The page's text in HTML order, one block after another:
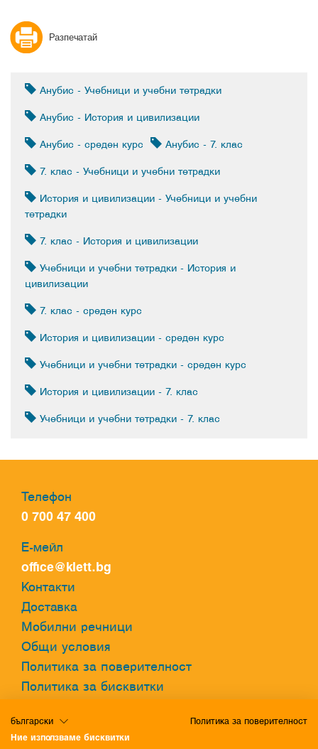
Разпечатай
Анубис - Учебници и учебни тетрадки
Анубис - История и цивилизации
Анубис - среден курс Анубис - 7. клас
7. клас - Учебници и учебни тетрадки
История и цивилизации - Учебници и учебни
тетрадки
7. клас - История и цивилизации
Учебници и учебни тетрадки - История и
цивилизации
7. клас - среден курс
История и цивилизации - среден курс
Учебници и учебни тетрадки - среден курс
История и цивилизации - 7. клас
Учебници и учебни тетрадки - 7. клас
Телефон
0 700 47 400
Е-мейл
office@klett.bg
Контакти
Доставка
Мобилни речници
Общи условия
Политика за поверителност
Политика за бисквитки
Онлайн речник
български Политика за поверителност
Ние използваме бисквитки